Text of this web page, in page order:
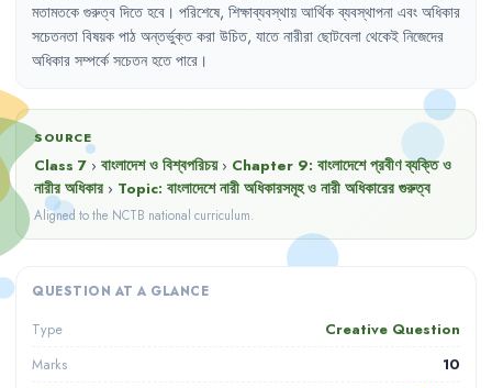
মতামতকে গুরুত্ব দিতে হবে । পরিশেষে, শিক্ষাব্যবস্থায় আর্থিক ব্যবস্থাপনা এবং অধিকার
সচেতনতা বিষয়ক পাঠ অন্তর্ভুক্ত করা উচিত, যাতে নারীরা ছোটবেলা থেকেই নিজেদের
অধিকার সম্পর্কে সচেতন হতে পারে ।
SOURCE
Class 7 › বাংলাদেশ ও বিশ্বপরিচয় › Chapter 9: বাংলাদেশে প্রবীণ ব্যক্তি ও
নারীর অধিকার › Topic: বাংলাদেশে নারী অধিকারসমূহ ও নারী অধিকারের গুরুত্ব
Aligned to the NCTB national curriculum.
QUESTION AT A GLANCE
Type Creative Question
Marks 10